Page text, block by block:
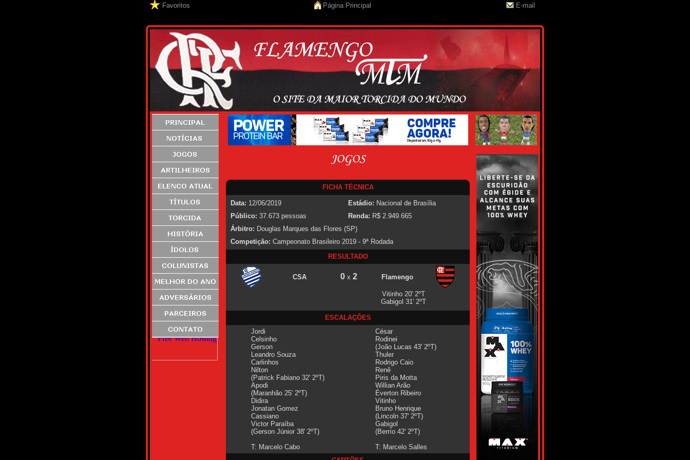
Favoritos Página Principal E-mail
FICHA TÉCNICA
Data: 12/06/2019 Estádio: Nacional de Brasília
Público: 37.673 pessoas Renda: R$ 2.949.665
Árbitro: Douglas Marques das Flores (SP)
Competição: Campeonato Brasileiro 2019 - 9ª Rodada
RESULTADO
CSA 0 x 2 Flamengo
Vitinho 20' 2ºT
Gabigol 31' 2ºT
ESCALAÇÕES
Jordi
Celsinho
Gerson
Leandro Souza
Carlinhos
Nilton
(Patrick Fabiano 32' 2ºT)
Apodi
(Maranhão 25' 2ºT)
Didira
Jonatan Gomez
Cassiano
Victor Paraíba
(Gerson Júnior 38' 2ºT)
T: Marcelo Cabo
César
Rodinei
(João Lucas 43' 2ºT)
Thuler
Rodrigo Caio
Renê
Piris da Motta
Willian Arão
Éverton Ribeiro
Vitinho
Bruno Henrique
(Lincoln 37' 2ºT)
Gabigol
(Berrío 42' 2ºT)
T: Marcelo Salles